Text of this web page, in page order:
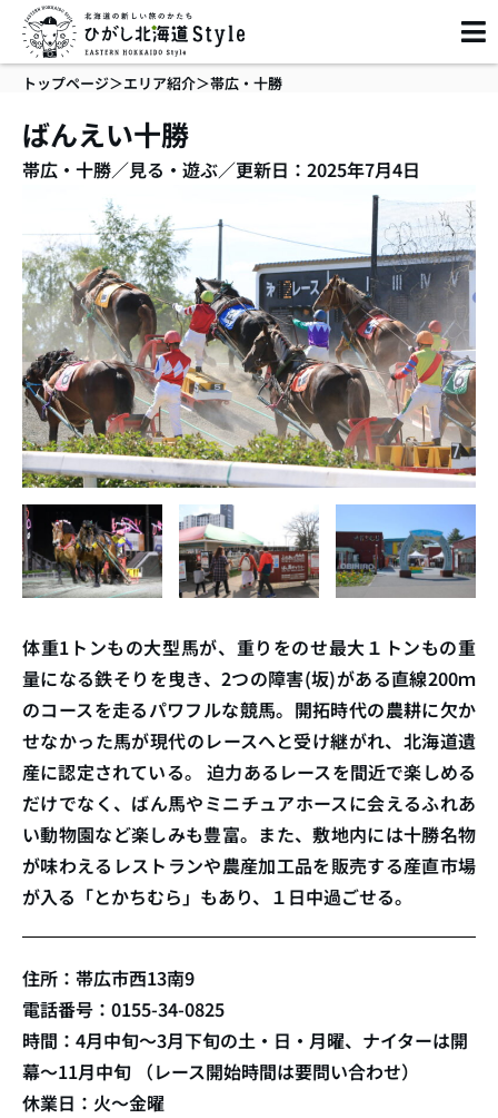
を
トップページ＞エリア紹介＞帯広・十勝
ばんえい十勝
帯広・十勝／見る・遊ぶ／更新日：2025年7月4日
体重1トンもの大型馬が、重りをのせ最大１トンもの重
量になる鉄そりを曳き、2つの障害(坂)がある直線200ｍ
のコースを走るパワフルな競馬。開拓時代の農耕に欠か
せなかった馬が現代のレースへと受け継がれ、北海道遺
産に認定されている。 迫力あるレースを間近で楽しめる
だけでなく、ばん馬やミニチュアホースに会えるふれあ
い動物園など楽しみも豊富。また、敷地内には十勝名物
が味わえるレストランや農産加工品を販売する産直市場
が入る「とかちむら」もあり、１日中過ごせる。
住所：帯広市西13南9
電話番号：0155-34-0825
時間：4月中旬〜3月下旬の土・日・月曜、ナイターは開
幕〜11月中旬 （レース開始時間は要問い合わせ）
休業日：火〜金曜